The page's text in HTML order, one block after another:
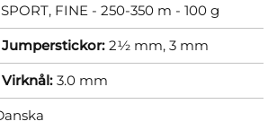
SPORT, FINE - 250-350 m - 100 g
2½ mm, 3 mm
3.0 mm